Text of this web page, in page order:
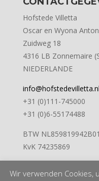
Hofstede Villetta
Oscar en Wyona
Zuidweg 18
4316 LB Zonnemaire
NIEDERLANDE
info@hofstedevilletta.nl
+31 (0)111-745000
+31 (0)6-55174488
BTW NL859819942B01
KvK 74235869
Wir verwenden Cookies,